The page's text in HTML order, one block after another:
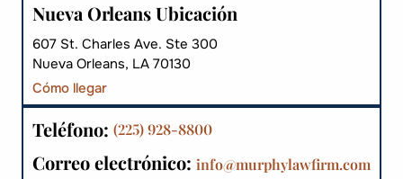
Nueva Orleans Ubicación
607 St. Charles Ave. Ste 300
Nueva Orleans, LA 70130
Cómo llegar
Teléfono: (225) 928-8800
Correo electrónico: info@murphylawfirm.com